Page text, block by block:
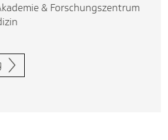
& Forschungszentrum